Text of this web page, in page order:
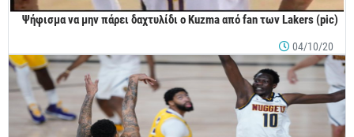
Ψήφισμα να μην πάρει δαχτυλίδι ο Kuzma από fan των Lakers (pic)
04/10/20